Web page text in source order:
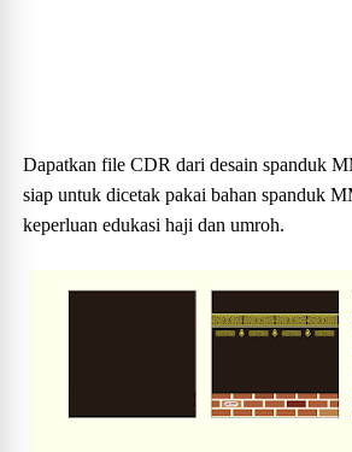
Dapatkan file CDR dari desain spanduk
siap untuk dicetak pakai bahan spanduk
keperluan edukasi haji dan umroh.